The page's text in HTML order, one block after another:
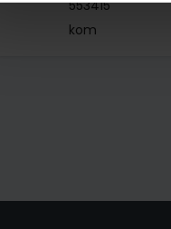
553415
kom